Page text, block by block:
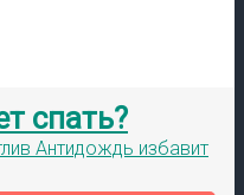
спать?
Антидождь избавит